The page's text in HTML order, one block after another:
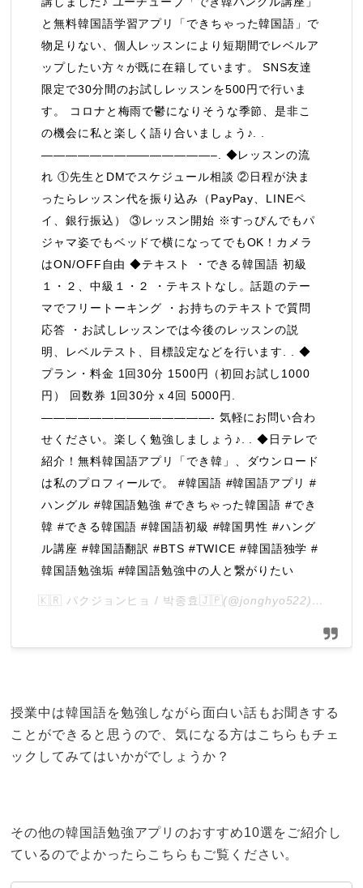
と無料韓国語学習アプリ「できちゃった韓国語」で
物足りない、個人レッスンにより短期間でレベルア
ップしたい方々が既に在籍しています。 SNS友達
限定で30分間のお試しレッスンを500円で行いま
す。 コロナと梅雨で鬱になりそうな季節、是非こ
の機会に私と楽しく語り合いましょう♪. .
——————————————–. ◆レッスンの流
れ ①先生とDMでスケジュール相談 ②日程が決ま
ったらレッスン代を振り込み（PayPay、LINEペ
イ、銀行振込） ③レッスン開始 ※すっぴんでもパ
ジャマ姿でもベッドで横になってでもOK！カメラ
はON/OFF自由 ◆テキスト ・できる韓国語 初級
１・２、中級１・２ ・テキストなし。話題のテー
マでフリートーキング ・お持ちのテキストで質問
応答 ・お試しレッスンでは今後のレッスンの説
明、レベルテスト、目標設定などを行います. . ◆
プラン・料金 1回30分 1500円（初回お試し1000
円） 回数券 1回30分ｘ4回 5000円.
——————————————- 気軽にお問い合わ
せください。楽しく勉強しましょう♪. . ◆日テレで
紹介！無料韓国語アプリ「でき韓」、ダウンロード
は私のプロフィールで。 #韓国語 #韓国語アプリ #
ハングル #韓国語勉強 #できちゃった韓国語 #でき
韓 #できる韓国語 #韓国語初級 #韓国男性 #ハング
ル講座 #韓国語翻訳 #BTS #TWICE #韓国語独学 #
韓国語勉強垢 #韓国語勉強中の人と繋がりたい
🇰🇷 パクジョンヒョ / 박종효🇯🇵(@jonghyo522)がシェアした投稿 –
授業中は韓国語を勉強しながら面白い話もお聞きする
ことができると思うので、気になる方はこちらもチェ
ックしてみてはいかがでしょうか？
その他の韓国語勉強アプリのおすすめ10選をご紹介し
ているのでよかったらこちらもご覧ください。